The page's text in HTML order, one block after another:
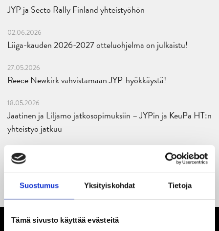
Suostumus Yksityiskohdat Tietoja
Tämä sivusto käyttää evästeitä
JYP ja Secto Rally Finland yhteistyöhön
02.06.2026
Liiga-kauden 2026-2027 otteluohjelma on julkaistu!
27.05.2026
Reece Newkirk vahvistamaan JYP-hyökkäystä!
18.05.2026
Jaatinen ja Liljamo jatkosopimuksiin – JYPin ja KeuPa HT:n
yhteistyö jatkuu
14.05.2026
Tuore Sveitsin mestari Juuso Arola JYP-puolustukseen